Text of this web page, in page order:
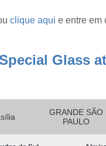
clique aqui e entre em
Glass
GRANDE SÃO
PAULO